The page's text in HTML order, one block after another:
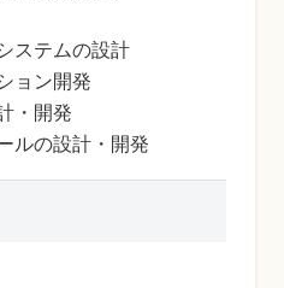
ステムの設計
ョン開発
・開発
ルの設計・開発